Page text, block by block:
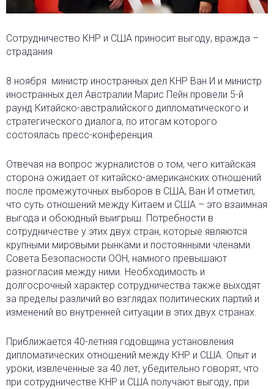
Сотрудничество КНР и США приносит выгоду, вражда –
страдания
8 ноября министр иностранных дел КНР Ван И и министр
иностранных дел Австралии Марис Пейн провели 5-й
раунд Китайско-австралийского дипломатического и
стратегического диалога, по итогам которого
состоялась пресс-конференция.
Отвечая на вопрос журналистов о том, чего китайская
сторона ожидает от китайско-американских отношений
после промежуточных выборов в США, Ван И отметил,
что суть отношений между Китаем и США – это взаимная
выгода и обоюдный выигрыш. Потребности в
сотрудничестве у этих двух стран, которые являются
крупными мировыми рынками и постоянными членами
Совета Безопасности ООН, намного превышают
разногласия между ними. Необходимость и
долгосрочный характер сотрудничества также выходят
за пределы различий во взглядах политических партий и
изменений во внутренней ситуации в этих двух странах.
Приближается 40-летняя годовщина установления
дипломатических отношений между КНР и США. Опыт и
уроки, извлеченные за 40 лет, убедительно говорят, что
при сотрудничестве КНР и США получают выгоду, при